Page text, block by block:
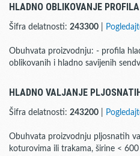
HLADNO OBLIKOVANJE PROFILA
Šifra delatnosti: 243300
Obuhvata proizvodnju: - profila
oblikovanih i hladno savijenih
HLADNO VALJANJE
Šifra delatnosti: 243200
Obuhvata proizvodnju pljosnatih
koturovima ili trakama, širine <